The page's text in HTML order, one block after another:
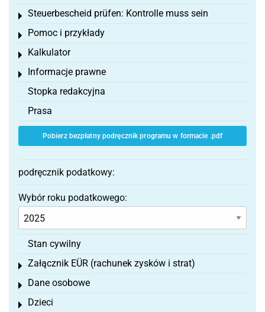
Steuerbescheid prüfen: Kontrolle muss sein
Toggle menu
Pomoc i przykłady
Toggle menu
Kalkulator
Toggle menu
Informacje prawne
Toggle menu
Stopka redakcyjna
Prasa
Pobierz bezpłatny podręcznik programu w formacie .pdf
podręcznik podatkowy:
Wybór roku podatkowego:
Stan cywilny
Załącznik EÜR (rachunek zysków i strat)
Toggle menu
Dane osobowe
Toggle menu
Dzieci
Toggle menu